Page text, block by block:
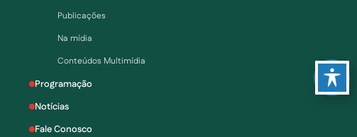
Publicações
Na mídia
Conteúdos Multimídia
Programação
Notícias
Fale Conosco